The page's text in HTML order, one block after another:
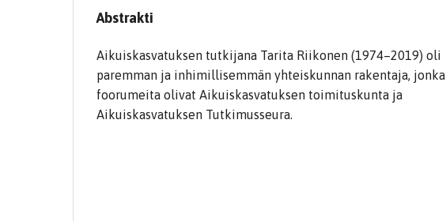
Abstrakti
Aikuiskasvatuksen tutkijana Tarita Riikonen (1974–2019) oli
paremman ja inhimillisemmän yhteiskunnan rakentaja, jonka
foorumeita olivat Aikuiskasvatuksen toimituskunta ja
Aikuiskasvatuksen Tutkimusseura.